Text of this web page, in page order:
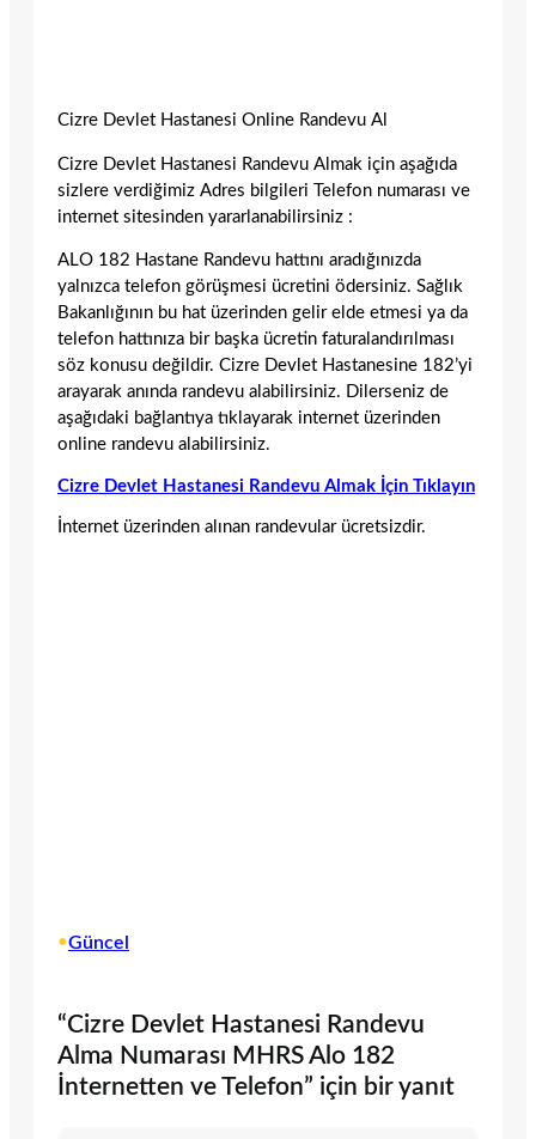
Cizre Devlet Hastanesi Online Randevu Al
Cizre Devlet Hastanesi Randevu Almak için aşağıda
sizlere verdiğimiz Adres bilgileri Telefon numarası ve
internet sitesinden yararlanabilirsiniz :
ALO 182 Hastane Randevu hattını aradığınızda
yalnızca telefon görüşmesi ücretini ödersiniz. Sağlık
Bakanlığının bu hat üzerinden gelir elde etmesi ya da
telefon hattınıza bir başka ücretin faturalandırılması
söz konusu değildir. Cizre Devlet Hastanesine 182’yi
arayarak anında randevu alabilirsiniz. Dilerseniz de
aşağıdaki bağlantıya tıklayarak internet üzerinden
online randevu alabilirsiniz.
Cizre Devlet Hastanesi Randevu Almak İçin Tıklayın
İnternet üzerinden alınan randevular ücretsizdir.
•Güncel
“Cizre Devlet Hastanesi Randevu
Alma Numarası MHRS Alo 182
İnternetten ve Telefon” için bir yanıt